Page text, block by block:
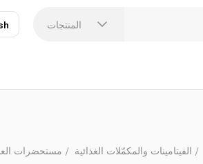
المنتجات
مستحضرات الفيتامينات والمكمّلات الغذائية